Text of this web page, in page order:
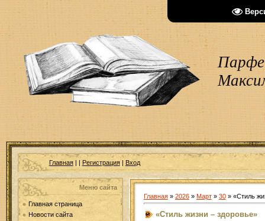
Главная| | Регистрация| Вход
Меню сайта
Главная страница
Новости сайта
Главная» 2026 » Март » 30» «Стиль
«Стиль жизни – здоровье»